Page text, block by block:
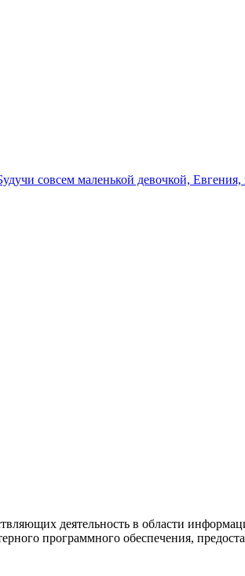
совсем маленькой девочкой, Евгения,
деятельность в области
программного обеспечения,